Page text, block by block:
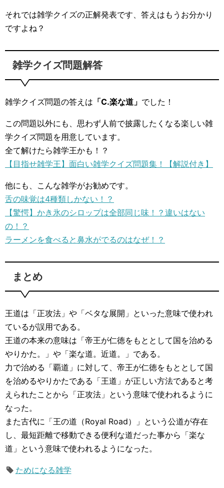
それでは雑学クイズの正解発表です、答えはもうお分かり
ですよね？
雑学クイズ問題解答
雑学クイズ問題の答えは 「C.楽な道」 でした！
この問題以外にも、思わず人前で披露したくなる楽しい雑
学クイズ問題を用意しています。
全て解けたら雑学王かも！？
【目指せ雑学王】面白い雑学クイズ問題集！【解説付き】
他にも、こんな雑学がお勧めです。
舌の味覚は4種類しかない！？
【驚愕】かき氷のシロップは全部同じ味！？違いはない
の！？
ラーメンを食べると鼻水がでるのはなぜ！？
まとめ
王道は「正攻法」や「ベタな展開」といった意味で使われ
ているが誤用である。
王道の本来の意味は「帝王が仁徳をもととして国を治める
やりかた。」や「楽な道。近道。」である。
力で治める「覇道」に対して、帝王が仁徳をもととして国
を治めるやりかたである「王道」が正しい方法であると考
えられたことから「正攻法」という意味で使われるように
なった。
また古代に「王の道（Royal Road）」という公道が存在
し、最短距離で移動できる便利な道だった事から「楽な
道」という意味で使われるようになった。
ためになる雑学